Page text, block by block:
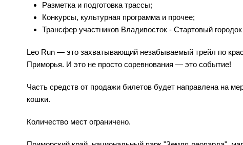
Разметка и подготовка трассы;
Конкурсы, культурная программа и прочее;
Трансфер участников Владивосток - Стартовый
Leo Run — это захватывающий незабываемый трейл по
Приморья. И это не просто соревнования — это событие!
Часть средств от продажи билетов будет направлена на
кошки.
Количество мест ограничено.